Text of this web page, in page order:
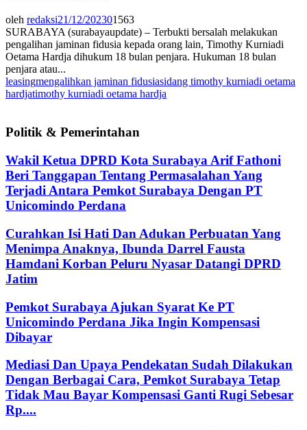
oleh redaksi21/12/202301563
SURABAYA (surabayaupdate) – Terbukti bersalah melakukan
pengalihan jaminan fidusia kepada orang lain, Timothy Kurniadi
Oetama Hardja dihukum 18 bulan penjara. Hukuman 18 bulan
penjara atau...
leasingmengalihkan jaminan fidusiasidang timothy kurniadi oetama
hardjatimothy kurniadi oetama hardja
Politik & Pemerintahan
Wakil Ketua DPRD Kota Surabaya Arif Fathoni
Beri Tanggapan Tentang Permasalahan Yang
Terjadi Antara Pemkot Surabaya Dengan PT
Unicomindo Perdana
Curahkan Isi Hati Dan Adukan Perbuatan Yang
Menimpa Anaknya, Ibunda Darrel Fausta
Hamdani Korban Peluru Nyasar Datangi DPRD
Jatim
Pemkot Surabaya Ajukan Syarat Ke PT
Unicomindo Perdana Jika Ingin Kompensasi
Dibayar
Mediasi Dan Upaya Pendekatan Sudah Dilakukan
Dengan Berbagai Cara, Pemkot Surabaya Tetap
Tidak Mau Bayar Kompensasi Ganti Rugi Sebesar
Rp....